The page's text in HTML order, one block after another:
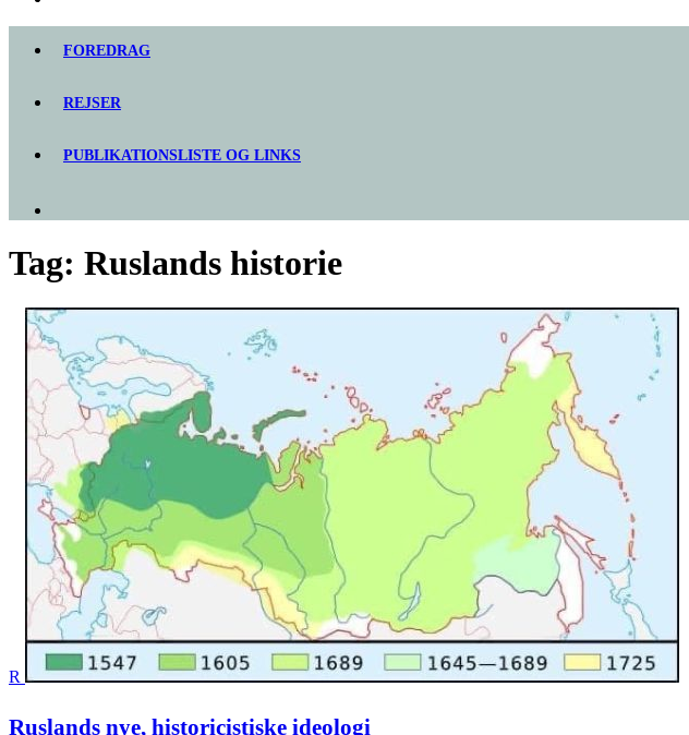
FOREDRAG
REJSER
PUBLIKATIONSLISTE OG LINKS
Tag: Ruslands historie
R
Ruslands nye, historicistiske ideologi